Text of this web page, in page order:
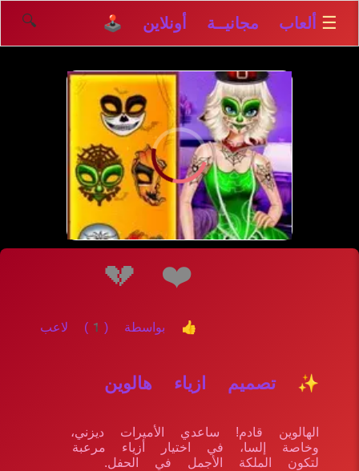
☰ ألعاب مجانيــة أونلاين 🕹️ 🔍
إلعــــب
❤️
💔
👍 بواسطة (1) لاعب
✨ تصميم ازياء هالوين
الهالوين قادم! ساعدي الأميرات ديزني،
وخاصة إلسا، في اختيار أزياء مرعبة
لتكون الملكة الأجمل في الحفل.